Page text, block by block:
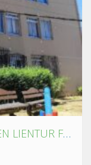
SE ARRIENDA DEPARTAMENTO EN LIENTUR FRENTE A UNIVERSIDAD DE CONCEPCIÓN